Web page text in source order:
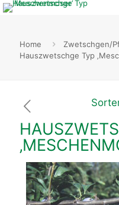
Home Zwetschgen/
Hauszwetschge Typ